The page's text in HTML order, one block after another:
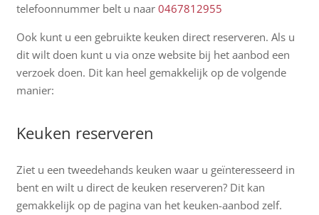
telefoonnummer belt u naar 0467812955
Ook kunt u een gebruikte keuken direct reserveren. Als u
dit wilt doen kunt u via onze website bij het aanbod een
verzoek doen. Dit kan heel gemakkelijk op de volgende
manier:
Keuken reserveren
Ziet u een tweedehands keuken waar u geïnteresseerd in
bent en wilt u direct de keuken reserveren? Dit kan
gemakkelijk op de pagina van het keuken-aanbod zelf.